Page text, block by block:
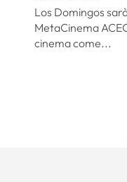
Los Domingos
MetaCinema
cinema come...